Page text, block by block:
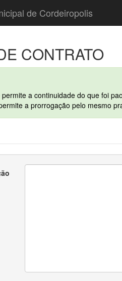
de Cordeiropolis
CONTRATO
a continuidade do que foi
a prorrogação pelo mesmo